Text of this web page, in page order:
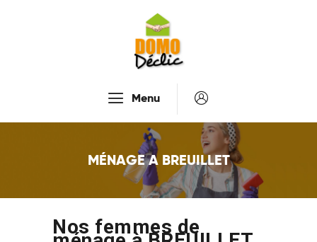
Menu
MÉNAGE A BREUILLET
Accueil
Recrutement
À Propos De Nous
Nos femmes de